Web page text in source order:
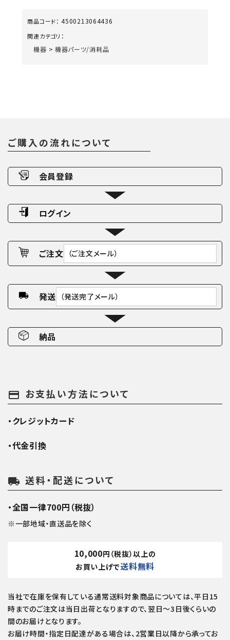
商品コード： 4500213064436
関連カテゴリ：
機器 > 機器パーツ/消耗品
ご購入の流れについて
会員登録
ログイン
ご注文 （ご注文メール）
発送 （発送完了メール）
納品
payment お支払い方法について
・クレジットカード
・代金引換
local_shipping 送料・配送について
・全国一律700円（税抜）
※一部地域・直送品を除く
10,000円（税抜）以上の
お買い上げで送料無料
当社で在庫を保有している通常送料対象商品については、平日15
時までのご注文は当日出荷となりますので、翌日～3日後くらいの
間のお届けとなります。
お届け時間・指定日配達がある場合は、2営業日以降から承ってお